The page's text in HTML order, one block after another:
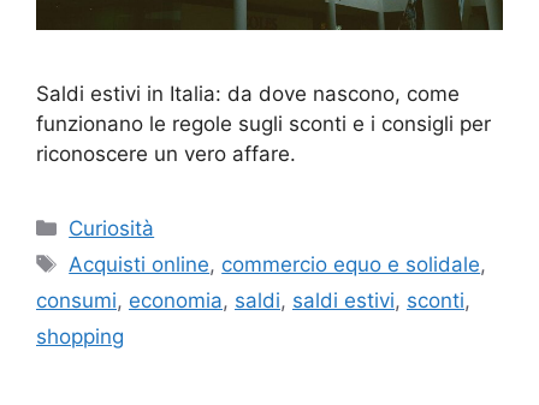
Saldi estivi in Italia: da dove nascono, come
funzionano le regole sugli sconti e i consigli per
riconoscere un vero affare.
Categorie
Curiosità
Tag
Acquisti online, commercio equo e solidale,
consumi, economia, saldi, saldi estivi, sconti,
shopping